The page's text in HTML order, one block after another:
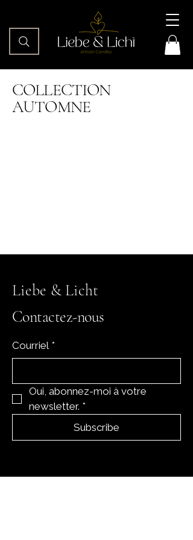
COLLECTION
AUTOMNE
Liebe & Licht
Contactez-nous
Courriel *
Oui, abonnez-moi à votre
newsletter. *
Subscribe